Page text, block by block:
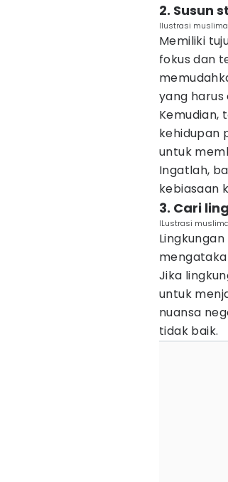
2. Susun
Ilustrasi
Memiliki
fokus dan
yang harus
Kemudian,
kehidupan
untuk
Ingatlah,
kebiasaan
3. Cari
ILustrasi
Jika
untuk
nuansa
tidak baik.